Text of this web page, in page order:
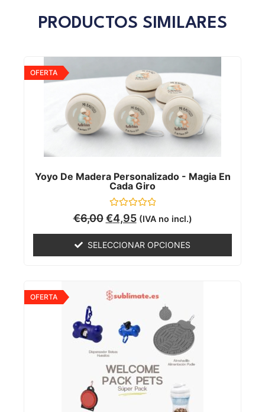
PRODUCTOS SIMILARES
Yoyo De Madera Personalizado - Magia En
Cada Giro
Valorado
con
5
OFERTA
€6,00 €4,95 (IVA no incl.)
SELECCIONAR OPCIONES
OFERTA